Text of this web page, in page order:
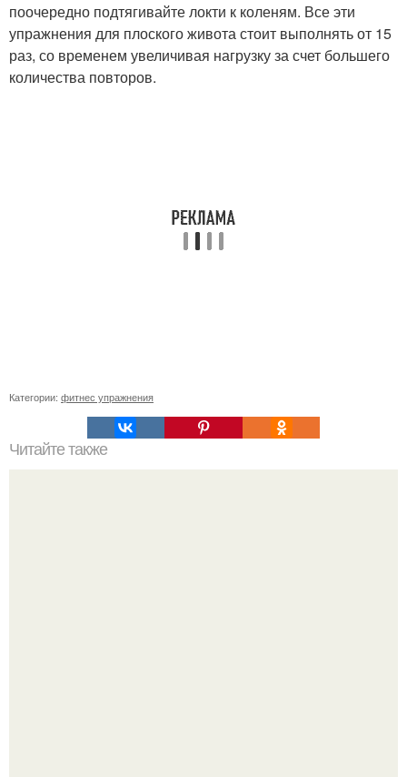
поочередно подтягивайте локти к коленям. Все эти
упражнения для плоского живота стоит выполнять от 15
раз, со временем увеличивая нагрузку за счет большего
количества повторов.
Категории: фитнес упражнения
Читайте также